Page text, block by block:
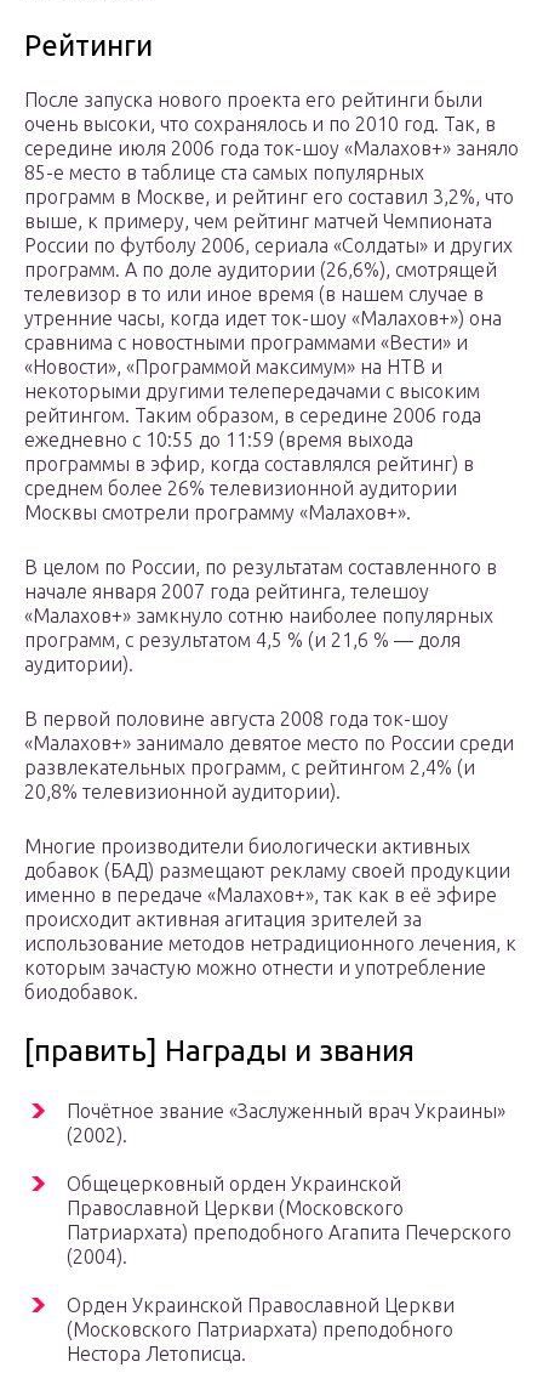
Рейтинги
После запуска нового проекта его рейтинги были
очень высоки, что сохранялось и по 2010 год. Так, в
середине июля 2006 года ток-шоу «Малахов+» заняло
85-е место в таблице ста самых популярных
программ в Москве, и рейтинг его составил 3,2%, что
выше, к примеру, чем рейтинг матчей Чемпионата
России по футболу 2006, сериала «Солдаты» и других
программ. А по доле аудитории (26,6%), смотрящей
телевизор в то или иное время (в нашем случае в
утренние часы, когда идет ток-шоу «Малахов+») она
сравнима с новостными программами «Вести» и
«Новости», «Программой максимум» на НТВ и
некоторыми другими телепередачами с высоким
рейтингом. Таким образом, в середине 2006 года
ежедневно с 10:55 до 11:59 (время выхода
программы в эфир, когда составлялся рейтинг) в
среднем более 26% телевизионной аудитории
Москвы смотрели программу «Малахов+».
В целом по России, по результатам составленного в
начале января 2007 года рейтинга, телешоу
«Малахов+» замкнуло сотню наиболее популярных
программ, с результатом 4,5 % (и 21,6 % — доля
аудитории).
В первой половине августа 2008 года ток-шоу
«Малахов+» занимало девятое место по России среди
развлекательных программ, с рейтингом 2,4% (и
20,8% телевизионной аудитории).
Многие производители биологически активных
добавок (БАД) размещают рекламу своей продукции
именно в передаче «Малахов+», так как в её эфире
происходит активная агитация зрителей за
использование методов нетрадиционного лечения, к
которым зачастую можно отнести и употребление
биодобавок.
[править] Награды и звания
Почётное звание «Заслуженный врач Украины»
(2002).
Общецерковный орден Украинской
Православной Церкви (Московского
Патриархата) преподобного Агапита Печерского
(2004).
Орден Украинской Православной Церкви
(Московского Патриархата) преподобного
Нестора Летописца.